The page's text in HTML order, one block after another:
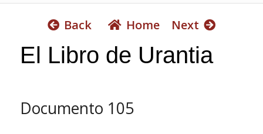
s
Back Home Next
El Libro de Urantia
Documento 105